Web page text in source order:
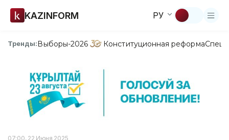
KAZINFORM РУ
Тренды:Выборы-2026 Конституционная реформа
07:00, 22 Июня 2025